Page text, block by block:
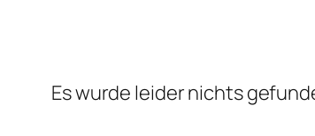
Es wurde leider nichts